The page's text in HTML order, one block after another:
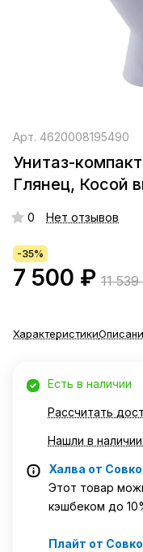
Арт. 4620008195490
Унитаз-
Глянец, Косой
0 Нет отзывов
-35%
7 500 ₽ 11
Характеристики
Есть в наличии
Рассчитать
Нашли в
Халва от
Этот товар
кэшбеком до
Плайт от